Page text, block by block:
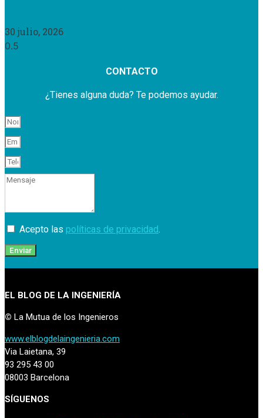
30 julio, 2026
CONTACTO
¿Tienes alguna duda? Te podemos ayudar.
Acepto las políticas de privacidad.
Enviar
EL BLOG DE LA INGENIERÍA
© La Mutua de los Ingenieros
www.elblogdelaingenieria.com
Via Laietana, 39
93 295 43 00
08003 Barcelona
SÍGUENOS